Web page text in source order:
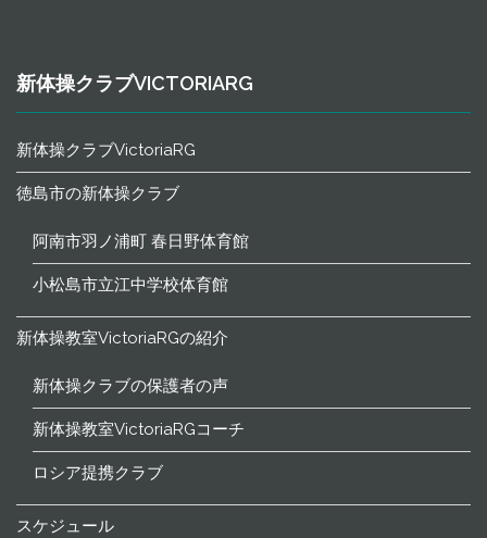
新体操クラブVICTORIARG
新体操クラブVictoriaRG
徳島市の新体操クラブ
阿南市羽ノ浦町 春日野体育館
小松島市立江中学校体育館
新体操教室VictoriaRGの紹介
新体操クラブの保護者の声
新体操教室VictoriaRGコーチ
ロシア提携クラブ
スケジュール